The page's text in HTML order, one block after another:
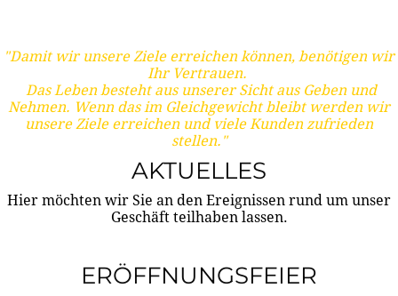
"Damit wir unsere Ziele erreichen können, benötigen wir
Ihr Vertrauen.
Das Leben besteht aus unserer Sicht aus Geben und
Nehmen. Wenn das im Gleichgewicht bleibt werden wir
unsere Ziele erreichen und viele Kunden zufrieden
stellen."
AKTUELLES
Hier möchten wir Sie an den Ereignissen rund um unser
Geschäft teilhaben lassen.
ERÖFFNUNGSFEIER